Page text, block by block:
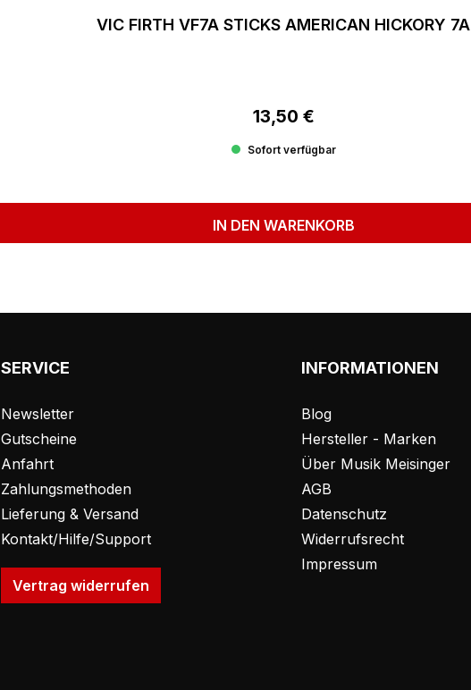
VIC FIRTH VF7A STICKS AMERICAN HICKORY 7A
Regulärer Preis:
13,50 €
Sofort verfügbar
IN DEN WARENKORB
SERVICE
Newsletter
Gutscheine
Anfahrt
Zahlungsmethoden
Lieferung & Versand
Kontakt/Hilfe/Support
Vertrag widerrufen
INFORMATIONEN
Blog
Hersteller - Marken
Über Musik Meisinger
AGB
Datenschutz
Widerrufsrecht
Impressum